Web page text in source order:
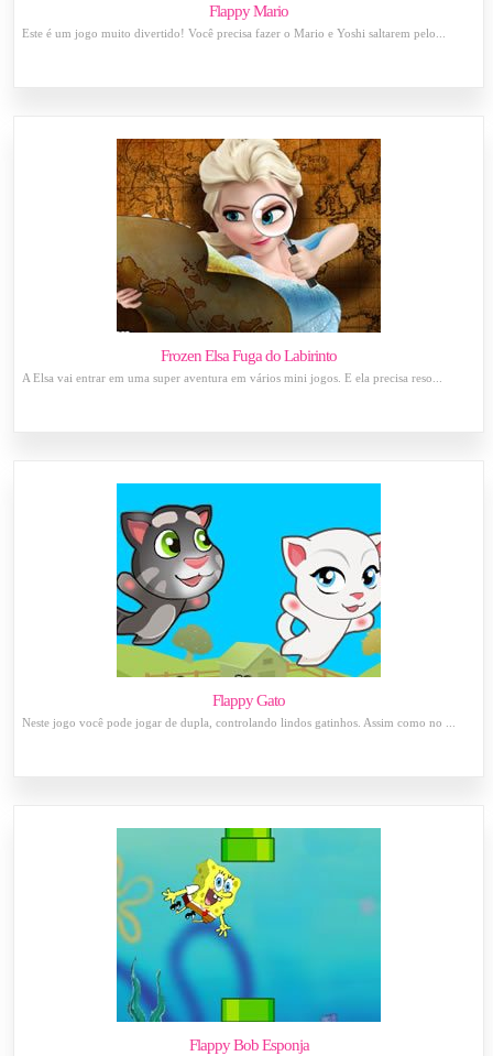
Flappy Mario
Este é um jogo muito divertido! Você precisa fazer o Mario e Yoshi saltarem pelo...
Frozen Elsa Fuga do Labirinto
A Elsa vai entrar em uma super aventura em vários mini jogos. E ela precisa reso...
Flappy Gato
Neste jogo você pode jogar de dupla, controlando lindos gatinhos. Assim como no ...
Flappy Bob Esponja